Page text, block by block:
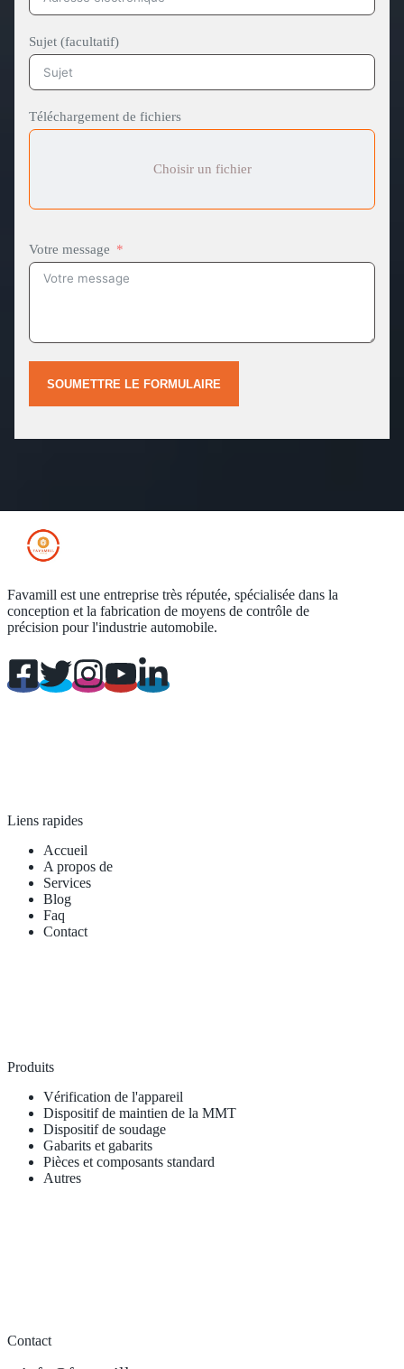
Sujet (facultatif)
Téléchargement de fichiers
Choisir un fichier
Votre message
SOUMETTRE LE FORMULAIRE
Favamill est une entreprise très réputée, spécialisée dans la
conception et la fabrication de moyens de contrôle de
précision pour l'industrie automobile.
Liens rapides
Accueil
A propos de
Services
Blog
Faq
Contact
Produits
Vérification de l'appareil
Dispositif de maintien de la MMT
Dispositif de soudage
Gabarits et gabarits
Pièces et composants standard
Autres
Contact